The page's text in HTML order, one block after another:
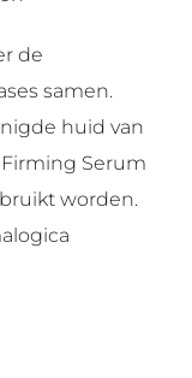
de
samen.
huid van
Serum
worden.